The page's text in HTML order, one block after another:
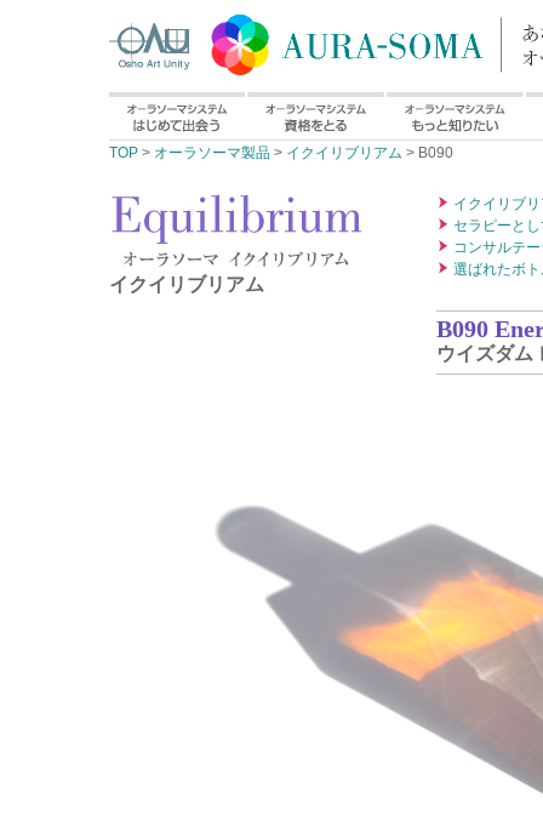
TOP > オーラソーマ製品 > イクイリブリアム > B090
イクイリブリアム
イクイリブ
セラピーと
コンサルテ
選ばれたボ
B090
ウイズダム